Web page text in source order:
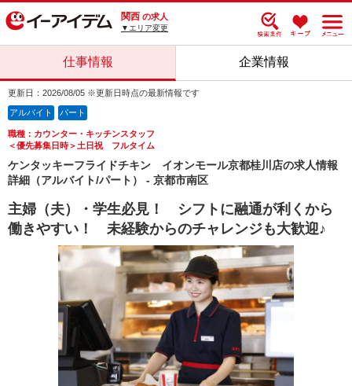
関西 の求人
▼エリア変更
仕事情報 企業情報
更新日：2026/08/05 ※更新日時点の最新情報です
アルバイト パート
職種：カウンター・キッチンスタッフ
＜優先募集日時＞土日祝 フルタイム
ケンタッキーフライドチキン イオンモール京都桂川店の求人情報
詳細（アルバイト/パート） - 京都市南区
主婦（夫）・学生必見！ シフトに融通が利くから
働きやすい！ 未経験からのチャレンジも大歓迎♪